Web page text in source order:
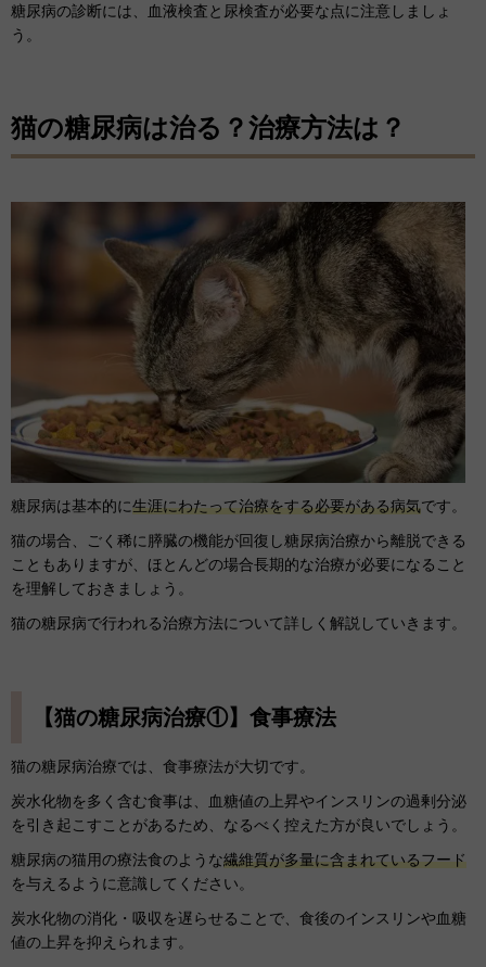
糖尿病の診断には、血液検査と尿検査が必要な点に注意しましょ
う。
猫の糖尿病は治る？治療方法は？
糖尿病は基本的に生涯にわたって治療をする必要がある病気です。
猫の場合、ごく稀に膵臓の機能が回復し糖尿病治療から離脱できる
こともありますが、ほとんどの場合長期的な治療が必要になること
を理解しておきましょう。
猫の糖尿病で行われる治療方法について詳しく解説していきます。
【猫の糖尿病治療①】食事療法
猫の糖尿病治療では、食事療法が大切です。
炭水化物を多く含む食事は、血糖値の上昇やインスリンの過剰分泌
を引き起こすことがあるため、なるべく控えた方が良いでしょう。
糖尿病の猫用の療法食のような繊維質が多量に含まれているフード
を与えるように意識してください。
炭水化物の消化・吸収を遅らせることで、食後のインスリンや血糖
値の上昇を抑えられます。